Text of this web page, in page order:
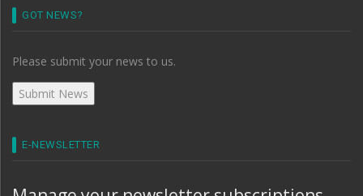
GOT NEWS?
Please submit your news to us.
E-NEWSLETTER